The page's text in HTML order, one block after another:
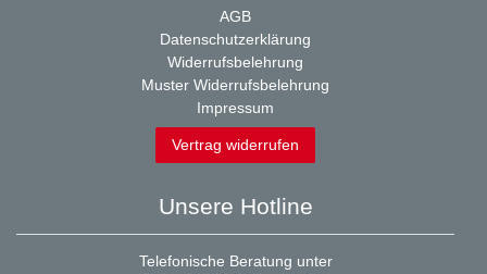
AGB
Datenschutzerklärung
Widerrufsbelehrung
Muster Widerrufsbelehrung
Impressum
Vertrag widerrufen
Unsere Hotline
Telefonische Beratung unter